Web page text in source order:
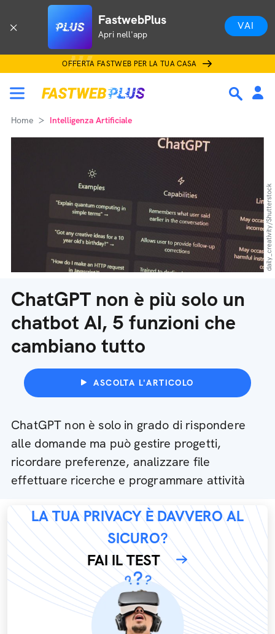
FastwebPlus
Apri nell'app
VAI
OFFERTA FASTWEB PER LA TUA CASA
Home Intelligenza Artificiale
ChatGPT non è più solo un
chatbot AI, 5 funzioni che
cambiano tutto
ASCOLTA L'ARTICOLO
ChatGPT non è solo in grado di rispondere
alle domande ma può gestire progetti,
ricordare preferenze, analizzare file
effettuare ricerche e programmare attività
daily_creativity/Shutterstock
LA TUA PRIVACY È DAVVERO AL
SICURO?
FAI IL TEST